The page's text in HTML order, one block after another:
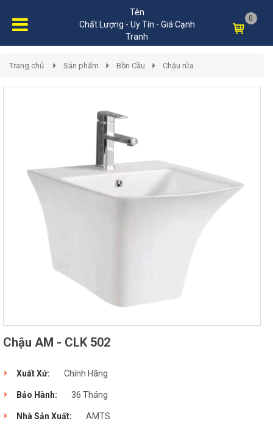
Tên
Chất Lượng - Uy Tín - Giá Cạnh
Tranh
0
Trang chủ Sản phẩm Bồn Cầu Chậu rửa
Chậu AM - CLK 502
Xuất Xứ: Chính Hãng
Bảo Hành: 36 Tháng
Nhà Sản Xuất: AMTS